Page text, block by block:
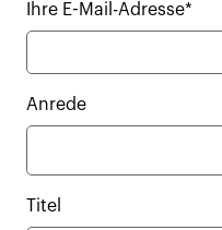
Ihre E-Mail-Adresse*
Anrede
Titel